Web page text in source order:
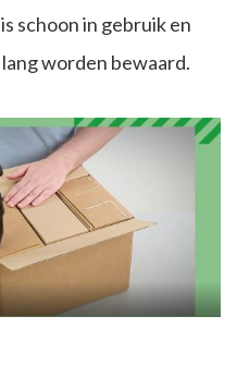
schoon in gebruik en
worden bewaard.